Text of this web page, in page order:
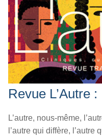
Revue L’Autre :
L’autre, nous-même,
l’autre qui diffère, l’autre